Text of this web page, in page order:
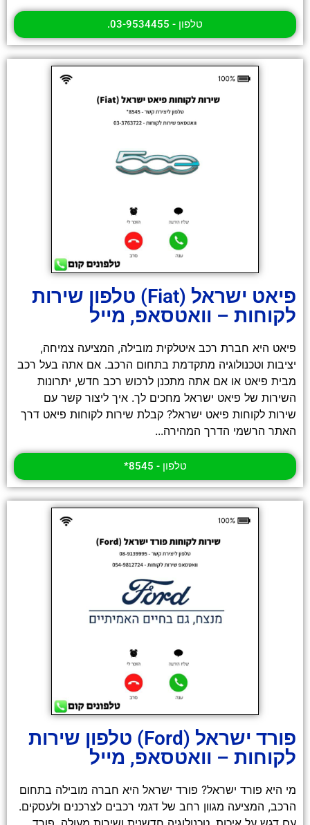
טלפון - 03-9534455.
פיאט ישראל (Fiat) טלפון שירות
לקוחות – וואטסאפ, מייל
פיאט היא חברת רכב איטלקית מובילה, המציעה צמיחה,
יציבות וטכנולוגיה מתקדמת בתחום הרכב. אם אתה בעל רכב
מבית פיאט או אם אתה מתכנן לרכוש רכב חדש, יתרונות
השירות של פיאט ישראל מחכים לך. איך ליצור קשר עם
שירות לקוחות פיאט ישראל? קבלת שירות לקוחות פיאט דרך
האתר הרשמי הדרך המהירה...
טלפון - 8545*
פורד ישראל (Ford) טלפון שירות
לקוחות – וואטסאפ, מייל
מי היא פורד ישראל? פורד ישראל היא חברה מובילה בתחום
הרכב, המציעה מגוון רחב של דגמי רכבים לצרכנים ולעסקים.